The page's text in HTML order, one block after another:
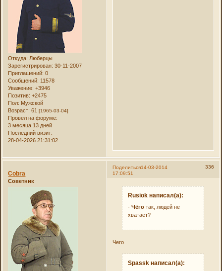
Откуда: Люберцы
Зарегистрирован: 30-11-2007
Приглашений: 0
Сообщений: 11578
Уважение: +3946
Позитив: +2475
Пол: Мужской
Возраст: 61[1965-03-04]
Провел на форуме:
3 месяца 13 дней
Последний визит:
28-04-2026 21:31:02
Поделиться 336
14-03-2014
17:09:51
Cobra
Советник
Rusiok написал(а):
-Чёго так, людей не
хватает?
Чего
Spassk написал(а):